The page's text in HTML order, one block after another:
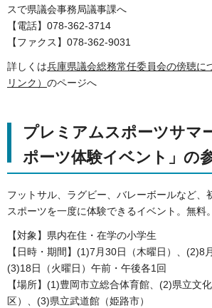
スで県議会事務局議事課へ
【電話】078-362-3714
【ファクス】078-362-9031
詳しくは兵庫県議会総務常任委員会の傍聴に
リンク） のページへ
プレミアムスポーツサマ
ポーツ体験イベント」の
フットサル、ラグビー、バレーボールなど、
スポーツを一度に体験できるイベント。無料。
【対象】県内在住・在学の小学生
【日時・期間】(1)7月30日（木曜日）、(2)8
(3)18日（火曜日）午前・午後各1回
【場所】(1)豊岡市立総合体育館、(2)県立文
区）、(3)県立武道館（姫路市）